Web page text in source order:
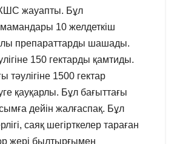
жауапты. Бұл
10 желдеткіш
препараттарды шашады.
150 гектарды қамтиды.
тәулігіне 1500 гектар
қауқарлы. Бұл бағыттағы
дейін жалғаспақ. Бұл
саяқ шегірткелер тараған
жері былтырғымен